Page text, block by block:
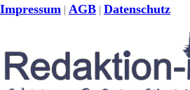
Impressum | AGB | Datenschutz